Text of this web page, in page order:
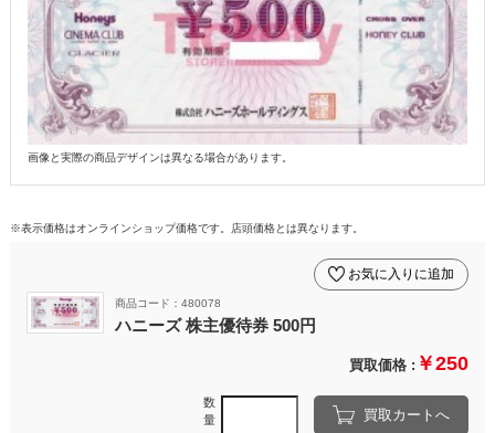
画像と実際の商品デザインは異なる場合があります。
※表示価格はオンラインショップ価格です。店頭価格とは異なります。
商品コード：480078
ハニーズ 株主優待券 500円
お気に入りに追加
買取価格 : ￥250
数
量
買取カートへ